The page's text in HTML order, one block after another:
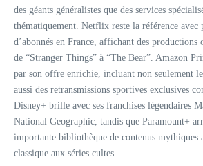
des géants généralistes que des services
thématiquement. Netflix reste la référence
d’abonnés en France, affichant des productions
de “Stranger Things” à “The Bear”. Amazon
par son offre enrichie, incluant non seulement
aussi des retransmissions sportives exclusives
Disney+ brille avec ses franchises légendaires
National Geographic, tandis que Paramount+
importante bibliothèque de contenus mythiques
classique aux séries cultes.